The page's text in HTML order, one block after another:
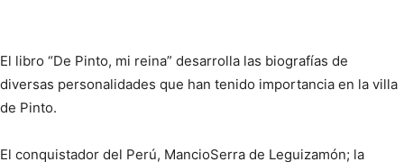
El libro “De Pinto, mi reina” desarrolla las biografías de
diversas personalidades que han tenido importancia en la villa
de Pinto.
El conquistador del Perú, MancioSerra de Leguizamón; la